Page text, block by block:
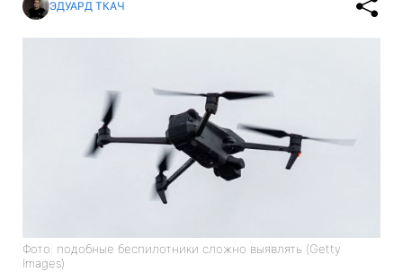
ЭДУАРД ТКАЧ
Фото: подобные беспилотники сложно выявлять (Getty
Images)